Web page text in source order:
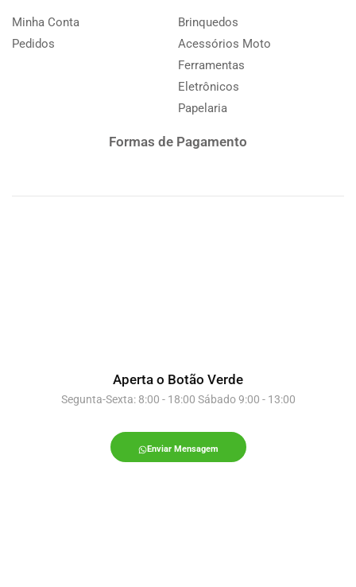
Minha Conta
Pedidos
Brinquedos
Acessórios Moto
Ferramentas
Eletrônicos
Papelaria
Formas de Pagamento
Aperta o Botão Verde
Segunta-Sexta: 8:00 - 18:00 Sábado 9:00 - 13:00
Enviar Mensagem